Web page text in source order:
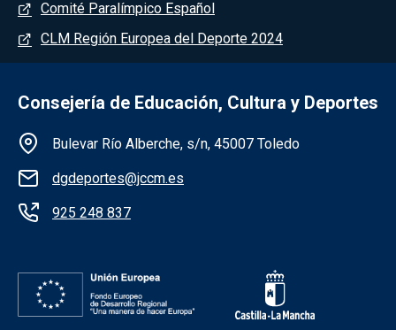
Comité Paralímpico Español
CLM Región Europea del Deporte 2024
Consejería de Educación, Cultura y Deportes
Información de la institución
Bulevar Río Alberche, s/n, 45007 Toledo
dgdeportes@jccm.es
925 248 837